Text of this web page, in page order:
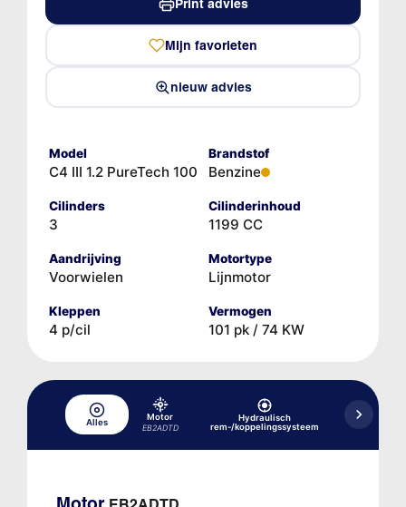
Print advies
Mijn favorieten
nieuw advies
Model
C4 III 1.2 PureTech 100
Brandstof
Benzine
Cilinders
3
Cilinderinhoud
1199 CC
Aandrijving
Voorwielen
Motortype
Lijnmotor
Kleppen
4 p/cil
Vermogen
101 pk / 74 KW
Alles
Motor
EB2ADTD
Hydraulisch
rem-/koppelingssysteem
Koelsysteem